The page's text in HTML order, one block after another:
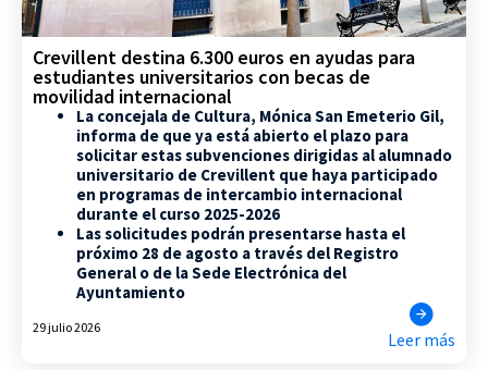
Crevillent destina 6.300 euros en ayudas para
estudiantes universitarios con becas de
movilidad internacional
La concejala de Cultura, Mónica San Emeterio Gil,
informa de que ya está abierto el plazo para
solicitar estas subvenciones dirigidas al alumnado
universitario de Crevillent que haya participado
en programas de intercambio internacional
durante el curso 2025-2026
Las solicitudes podrán presentarse hasta el
próximo 28 de agosto a través del Registro
General o de la Sede Electrónica del
Ayuntamiento
29 julio 2026
Leer más